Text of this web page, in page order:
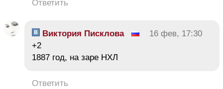
Ответить
Виктория Писклова
16 фев, 17:30
+2
1887 год, на заре НХЛ
Ответить